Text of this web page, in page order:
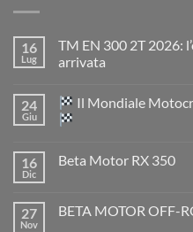
16
Lug
TM EN 300 2T 2026:
arrivata
su
TM
EN
2026:
è
arrivata
24
Giu
Il Mondiale
su
Motocross
è
16
Dic
Beta Motor RX 350
Beta
27
Nov
BETA MOTOR OFF-